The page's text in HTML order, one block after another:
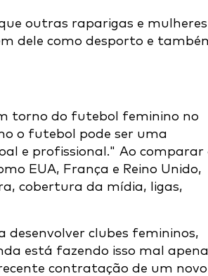
outras raparigas e mulheres
dele como desporto e
torno do futebol feminino no
o futebol pode ser uma
e profissional." Ao comparar
EUA, França e Reino Unido,
cobertura da mídia, ligas,
desenvolver clubes femininos,
está fazendo isso mal
contratação de um novo